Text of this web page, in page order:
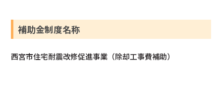
補助金制度名称
西宮市住宅耐震改修促進事業（除却工事費補助）